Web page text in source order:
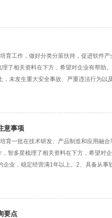
育工作，做好分类分策扶持，促进软件产
了相关资料在下方，希望对企业有帮助
未发生重大安全事故、严重违法行为以
意事项
育一批在技术研发、产品制造和应用融合
智多星梳理了相关资料在下方，希望对企
业，稳定经营满1年以上。2、具备从事
要点